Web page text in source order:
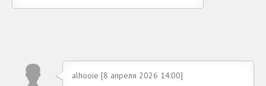
alhooie [8 апреля 2026 14:00]